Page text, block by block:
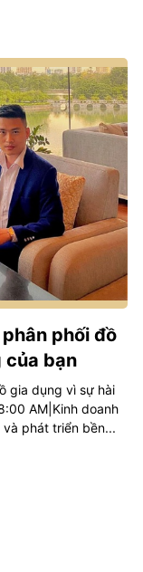
phối đồ
của bạn
gia dụng vì sự hài
AM|Kinh doanh
phát triển bền...